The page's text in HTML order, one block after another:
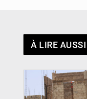
À LIRE AUSSI